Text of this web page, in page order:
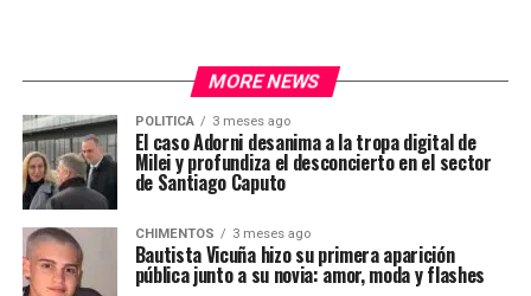
MORE NEWS
POLITICA 3 meses ago
El caso Adorni desanima a la tropa digital de
Milei y profundiza el desconcierto en el sector
de Santiago Caputo
CHIMENTOS 3 meses ago
Bautista Vicuña hizo su primera aparición
pública junto a su novia: amor, moda y flashes